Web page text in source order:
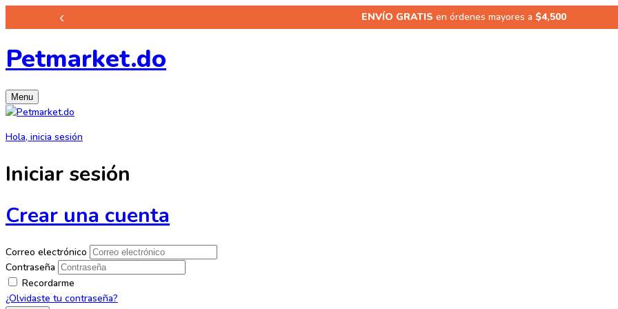
‹ ENVÍO GRATIS en órdenes mayores a $4,500
Petmarket.do
Menu
Hola, inicia sesión
Iniciar sesión
Crear una cuenta
Correo electrónico
Contraseña
Recordarme
¿Olvidaste tu contraseña?